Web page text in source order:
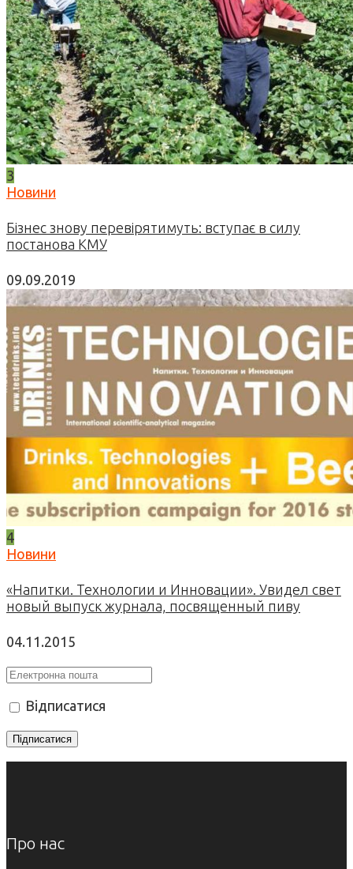
3
Новини
Бізнес знову перевірятимуть: вступає в силу
постанова КМУ
09.09.2019
4
Новини
«Напитки. Технологии и Инновации». Увидел свет
новый выпуск журнала, посвященный пиву
04.11.2015
Відписатися
Про нас